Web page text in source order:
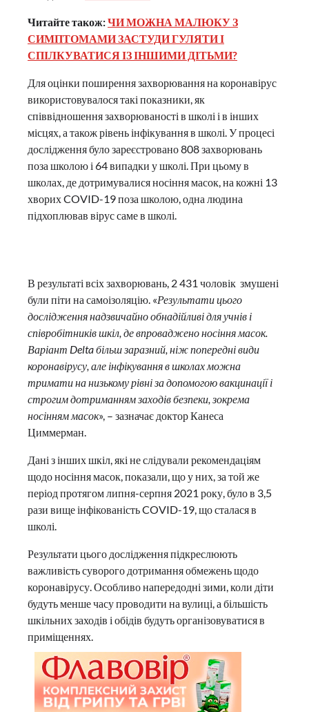
Читайте також:ЧИ МОЖНА МАЛЮКУ З
СИМПТОМАМИ ЗАСТУДИ ГУЛЯТИ І
СПІЛКУВАТИСЯ ІЗ ІНШИМИ ДІТЬМИ?
Для оцінки поширення захворювання на коронавірус
використовувалося такі показники, як
співвідношення захворюваності в школі і в інших
місцях, а також рівень інфікування в школі. У процесі
дослідження було зареєстровано 808 захворювань
поза школою і 64 випадки у школі. При цьому в
школах, де дотримувалися носіння масок, на кожні 13
хворих COVID-19 поза школою, одна людина
підхоплював вірус саме в школі.
В результаті всіх захворювань, 2 431 чоловік змушені
були піти на самоізоляцію. «Результати цього
дослідження надзвичайно обнадійливі для учнів і
співробітників шкіл, де впроваджено носіння масок.
Варіант Delta більш заразний, ніж попередні види
коронавірусу, але інфікування в школах можна
тримати на низькому рівні за допомогою вакцинації і
строгим дотриманням заходів безпеки, зокрема
носінням масок», – зазначає доктор Канеса
Циммерман.
Дані з інших шкіл, які не слідували рекомендаціям
щодо носіння масок, показали, що у них, за той же
період протягом липня-серпня 2021 року, було в 3,5
рази вище інфікованість COVID-19, що сталася в
школі.
Результати цього дослідження підкреслюють
важливість суворого дотримання обмежень щодо
коронавірусу. Особливо напередодні зими, коли діти
будуть менше часу проводити на вулиці, а більшість
шкільних заходів і обідів будуть організовуватися в
приміщеннях.